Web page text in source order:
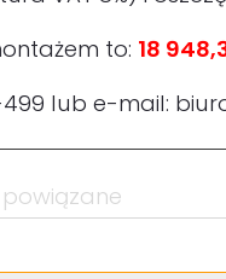
to: 18
lub e-mail: